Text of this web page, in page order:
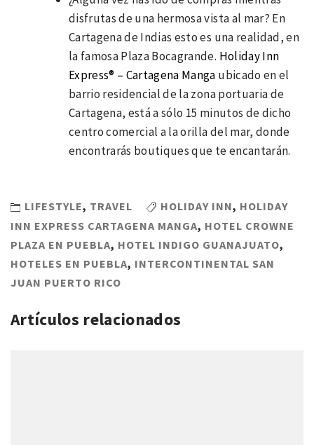
disfrutas de una hermosa vista al mar? En
Cartagena de Indias esto es una realidad, en
la famosa Plaza Bocagrande. Holiday Inn
Express® – Cartagena Manga ubicado en el
barrio residencial de la zona portuaria de
Cartagena, está a sólo 15 minutos de dicho
centro comercial a la orilla del mar, donde
encontrarás boutiques que te encantarán.
LIFESTYLE, TRAVEL HOLIDAY INN, HOLIDAY
INN EXPRESS CARTAGENA MANGA, HOTEL CROWNE
PLAZA EN PUEBLA, HOTEL INDIGO GUANAJUATO,
HOTELES EN PUEBLA, INTERCONTINENTAL SAN
JUAN PUERTO RICO
Artículos relacionados